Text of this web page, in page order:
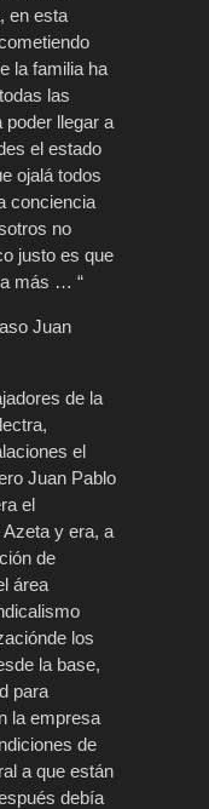
en esta
la familia ha
las
poder llegar a
el estado
ojalá todos
conciencia
no
justo es que
más … “
Juan
de la
el
Juan Pablo
el
Azeta y era, a
de
área
los
la base,
para
la empresa
de
a que están
debía